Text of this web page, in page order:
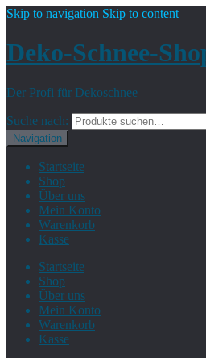
Skip to navigation Skip to content
Deko-Schnee-
Der Profi für Dekoschnee
Suche nach:
Navigation
Startseite
Shop
Über uns
Mein Konto
Warenkorb
Kasse
Startseite
Shop
Über uns
Mein Konto
Warenkorb
Kasse